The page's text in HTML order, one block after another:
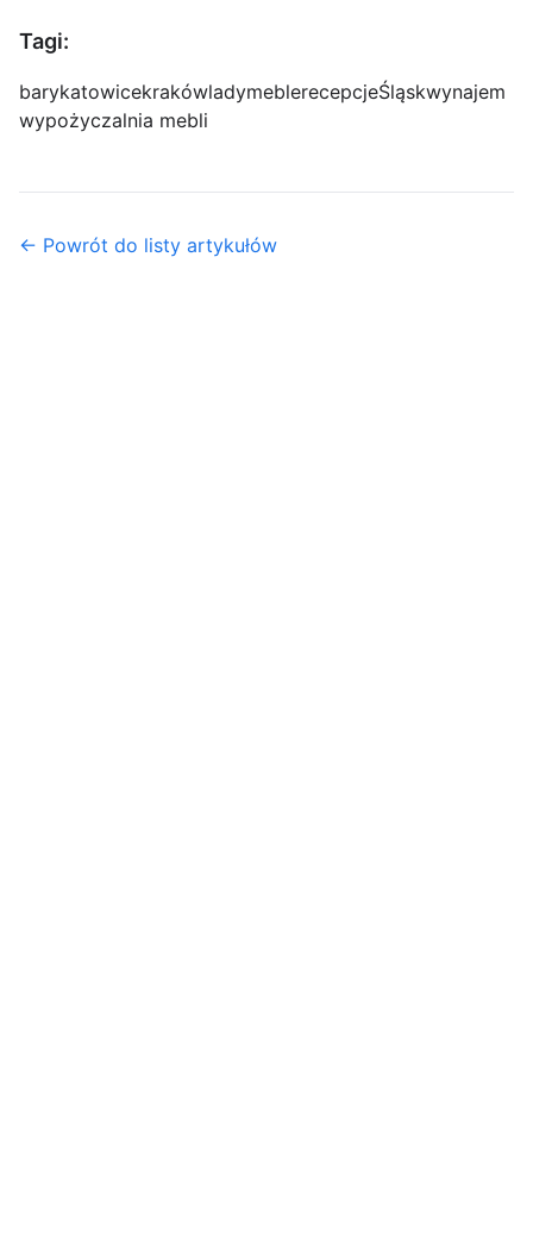
Tagi:
barykatowicekrakówladymeblerecepcjeŚląskwynajem
wypożyczalnia mebli
← Powrót do listy artykułów